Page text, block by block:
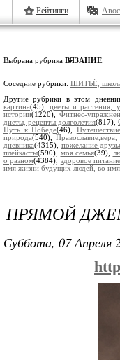
Рейтинги
Выбрана рубрика ВЯЗАНИЕ
Соседние рубрики: ШИТЬЁ,
Другие рубрики в этом
картина(45),цветы и растения,
истории(1220), Фитнес-
диеты, рецепты долголетия(817),
Путь к Победе(46),
природа(540),
дневника(4315), пожелание
плейкасты(590), моя семья(39),
о разном(4384), здоровое
имя жизни будущих людей, во
ПРЯМОЙ
Суббота, 07 Апреля